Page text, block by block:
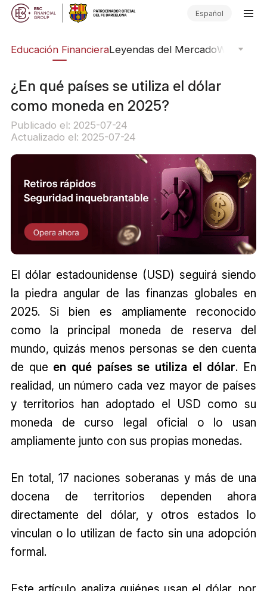
Español
Educación FinancieraLeyendas del MercadoWebinars
¿En qué países se utiliza el dólar
como moneda en 2025?
Publicado el: 2025-07-24
Actualizado el: 2025-07-24
El dólar estadounidense (USD) seguirá siendo
la piedra angular de las finanzas globales en
2025. Si bien es ampliamente reconocido
como la principal moneda de reserva del
mundo, quizás menos personas se den cuenta
de que en qué países se utiliza el dólar. En
realidad, un número cada vez mayor de países
y territorios han adoptado el USD como su
moneda de curso legal oficial o lo usan
ampliamente junto con sus propias monedas.
En total, 17 naciones soberanas y más de una
docena de territorios dependen ahora
directamente del dólar, y otros estados lo
vinculan o lo utilizan de facto sin una adopción
formal.